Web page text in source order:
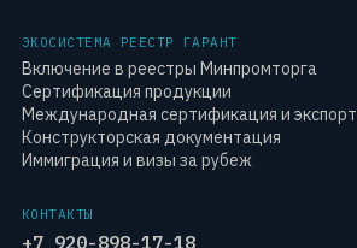
ЭКОСИСТЕМА РЕЕСТР ГАРАНТ
Включение в реестры Минпромторга
Сертификация продукции
Международная сертификация и экспорт
Конструкторская документация
Иммиграция и визы за рубеж
КОНТАКТЫ
+7 920-898-17-18